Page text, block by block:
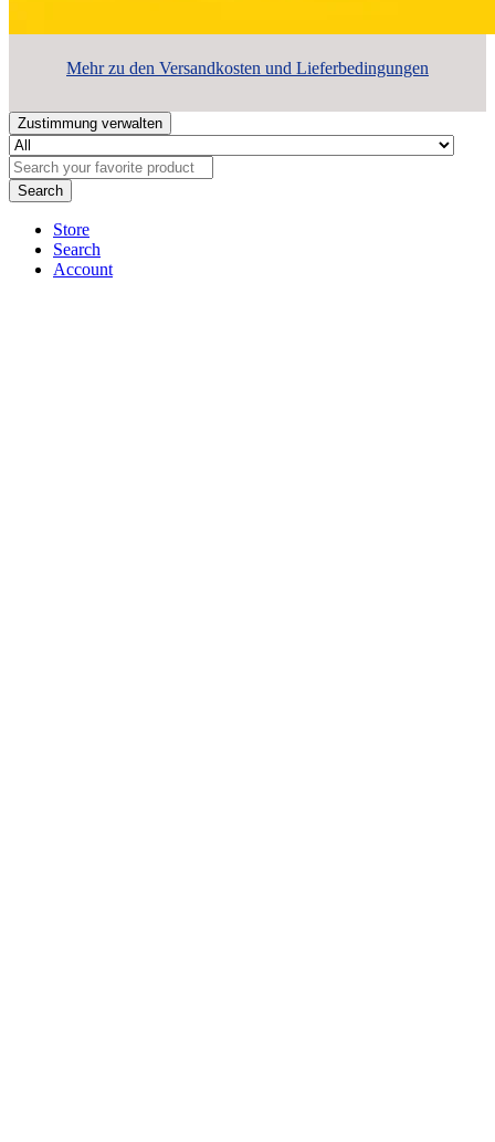
Mehr zu den Versandkosten und Lieferbedingungen
Zustimmung verwalten
Search
Store
Search
Account